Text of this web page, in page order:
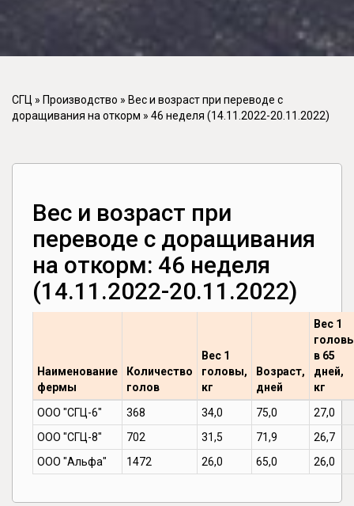
СГЦ » Производство » Вес и возраст при переводе с
доращивания на откорм » 46 неделя (14.11.2022-20.11.2022)
Вес и возраст при
переводе с доращивания
на откорм: 46 неделя
(14.11.2022-20.11.2022)
Наименование
фермы
Количество
голов
Вес 1
головы,
кг
Возраст,
дней
Вес 1
в 65
дней,
кг
ООО "СГЦ-6"
368 34,0 75,0
27,0
ООО "СГЦ-8"
702 31,5 71,9
26,7
ООО "Альфа"
1472 26,0 65,0 26,0